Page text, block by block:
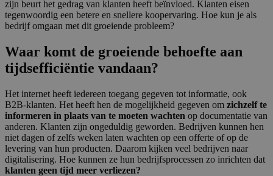
zijn beurt het gedrag van klan­ten heeft beïn­vloed. Klan­ten eisen
tegen­woor­dig een bete­re en snel­le­re koop­er­va­ring. Hoe kun je als
bedrijf omgaan met dit groei­en­de probleem?
Waar komt de groeiende behoefte aan
tijdsefficiëntie vandaan?
Het internet heeft iedereen toegang gegeven tot informatie, ook
B2B-klanten. Het heeft hen de mogelijkheid gegeven om zichzelf te
informeren in plaats van te moeten wachten op documentatie van
anderen. Klanten zijn ongeduldig geworden. Bedrijven kunnen hen
niet dagen of zelfs weken laten wachten op een offerte of op de
levering van hun producten. Daarom kijken veel bedrijven naar
digitalisering. Hoe kunnen ze hun bedrijfsprocessen zo inrichten dat
klanten geen tijd meer verliezen?